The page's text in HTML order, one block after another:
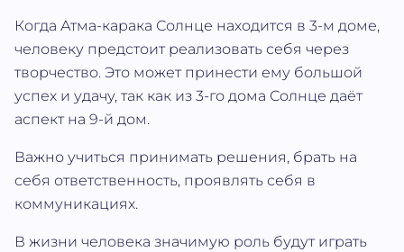
Когда Атма‐карака Солнце находится в 3-м доме,
человеку предстоит реализовать себя через
творчество. Это может принести ему большой
успех и удачу, так как из 3-го дома Солнце даёт
аспект на 9-й дом.
Важно учиться принимать решения, брать на
себя ответственность, проявлять себя в
коммуникациях.
В жизни человека значимую роль будут играть